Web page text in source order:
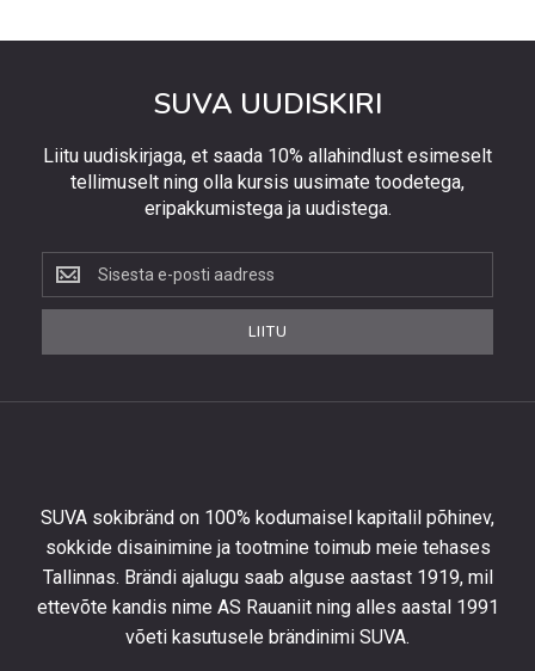
SUVA UUDISKIRI
Liitu uudiskirjaga, et saada 10% allahindlust esimeselt
tellimuselt ning olla kursis uusimate toodetega,
eripakkumistega ja uudistega.
Liitu
uudiskirjaga,
et
kursis
uusimate
toodetega,
eripakkumistega
LIITU
SUVA sokibränd on 100% kodumaisel kapitalil põhinev,
sokkide disainimine ja tootmine toimub meie tehases
Tallinnas. Brändi ajalugu saab alguse aastast 1919, mil
ettevõte kandis nime AS Rauaniit ning alles aastal 1991
võeti kasutusele brändinimi SUVA.